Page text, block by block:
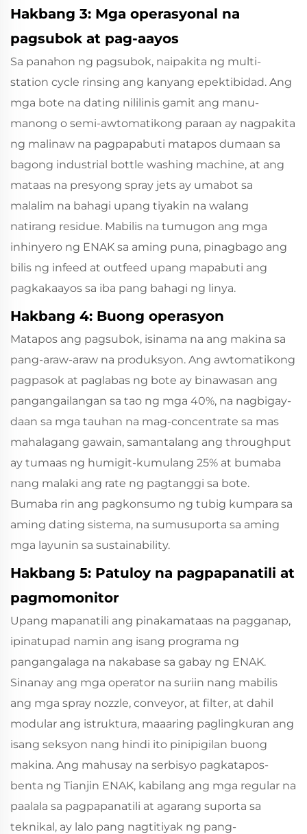
Hakbang 3: Mga operasyonal na
pagsubok at pag-aayos
Sa panahon ng pagsubok, naipakita ng multi-
station cycle rinsing ang kanyang epektibidad. Ang
mga bote na dating nililinis gamit ang manu-
manong o semi-awtomatikong paraan ay nagpakita
ng malinaw na pagpapabuti matapos dumaan sa
bagong industrial bottle washing machine, at ang
mataas na presyong spray jets ay umabot sa
malalim na bahagi upang tiyakin na walang
natirang residue. Mabilis na tumugon ang mga
inhinyero ng ENAK sa aming puna, pinagbago ang
bilis ng infeed at outfeed upang mapabuti ang
pagkakaayos sa iba pang bahagi ng linya.
Hakbang 4: Buong operasyon
Matapos ang pagsubok, isinama na ang makina sa
pang-araw-araw na produksyon. Ang awtomatikong
pagpasok at paglabas ng bote ay binawasan ang
pangangailangan sa tao ng mga 40%, na nagbigay-
daan sa mga tauhan na mag-concentrate sa mas
mahalagang gawain, samantalang ang throughput
ay tumaas ng humigit-kumulang 25% at bumaba
nang malaki ang rate ng pagtanggi sa bote.
Bumaba rin ang pagkonsumo ng tubig kumpara sa
aming dating sistema, na sumusuporta sa aming
mga layunin sa sustainability.
Hakbang 5: Patuloy na pagpapanatili at
pagmomonitor
Upang mapanatili ang pinakamataas na pagganap,
ipinatupad namin ang isang programa ng
pangangalaga na nakabase sa gabay ng ENAK.
Sinanay ang mga operator na suriin nang mabilis
ang mga spray nozzle, conveyor, at filter, at dahil
modular ang istruktura, maaaring paglingkuran ang
isang seksyon nang hindi ito pinipigilan buong
makina. Ang mahusay na serbisyo pagkatapos-
benta ng Tianjin ENAK, kabilang ang mga regular na
paalala sa pagpapanatili at agarang suporta sa
teknikal, ay lalo pang nagtitiyak ng pang-